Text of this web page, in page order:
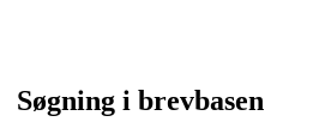
Søgning i brevbasen